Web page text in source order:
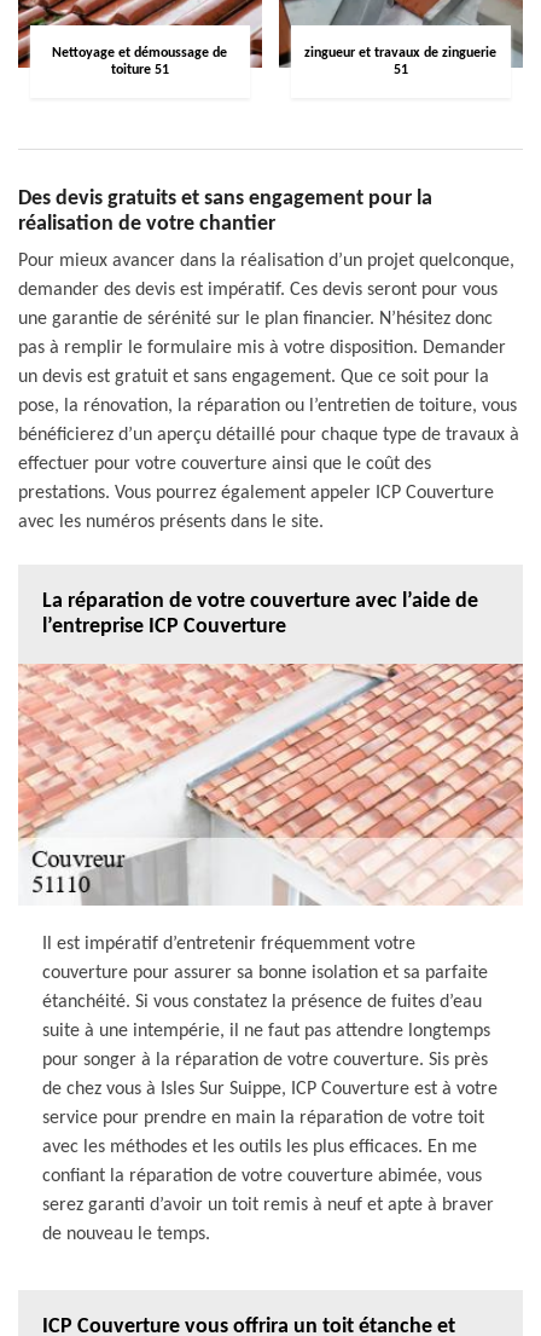
Nettoyage et démoussage de
toiture 51
zingueur et travaux de zinguerie
51
Des devis gratuits et sans engagement pour la
réalisation de votre chantier
Pour mieux avancer dans la réalisation d’un projet quelconque,
demander des devis est impératif. Ces devis seront pour vous
une garantie de sérénité sur le plan financier. N’hésitez donc
pas à remplir le formulaire mis à votre disposition. Demander
un devis est gratuit et sans engagement. Que ce soit pour la
pose, la rénovation, la réparation ou l’entretien de toiture, vous
bénéficierez d’un aperçu détaillé pour chaque type de travaux à
effectuer pour votre couverture ainsi que le coût des
prestations. Vous pourrez également appeler ICP Couverture
avec les numéros présents dans le site.
La réparation de votre couverture avec l’aide de
l’entreprise ICP Couverture
Il est impératif d’entretenir fréquemment votre
couverture pour assurer sa bonne isolation et sa parfaite
étanchéité. Si vous constatez la présence de fuites d’eau
suite à une intempérie, il ne faut pas attendre longtemps
pour songer à la réparation de votre couverture. Sis près
de chez vous à Isles Sur Suippe, ICP Couverture est à votre
service pour prendre en main la réparation de votre toit
avec les méthodes et les outils les plus efficaces. En me
confiant la réparation de votre couverture abimée, vous
serez garanti d’avoir un toit remis à neuf et apte à braver
de nouveau le temps.
ICP Couverture vous offrira un toit étanche et